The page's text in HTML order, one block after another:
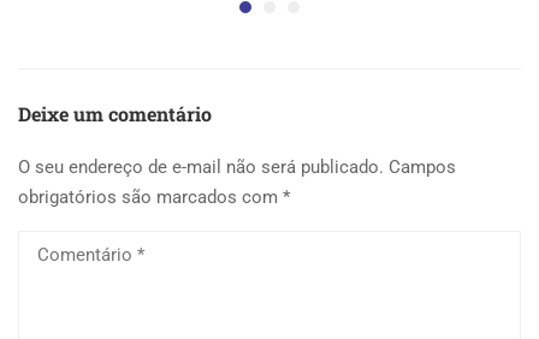
Deixe um comentário
O seu endereço de e-mail não será publicado. Campos
obrigatórios são marcados com *